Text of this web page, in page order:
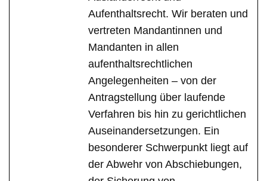
Aufenthaltsrecht. Wir beraten und
vertreten Mandantinnen und
Mandanten in allen
aufenthaltsrechtlichen
Angelegenheiten – von der
Antragstellung über laufende
Verfahren bis hin zu gerichtlichen
Auseinandersetzungen. Ein
besonderer Schwerpunkt liegt auf
der Abwehr von Abschiebungen,